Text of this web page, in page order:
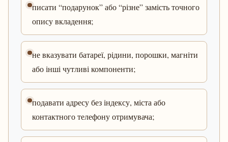
писати “подарунок” або “різне” замість точного
опису вкладення;
не вказувати батареї, рідини, порошки, магніти
або інші чутливі компоненти;
подавати адресу без індексу, міста або
контактного телефону отримувача;